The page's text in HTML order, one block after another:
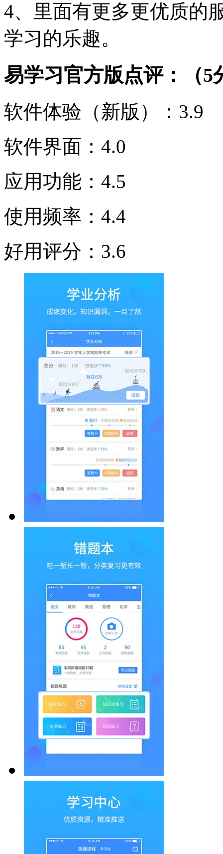
4、里面有更多更优质的
学习的乐趣。
易学习官方版点评：（5
软件体验（新版）：3.9
软件界面：4.0
应用功能：4.5
使用频率：4.4
好用评分：3.6